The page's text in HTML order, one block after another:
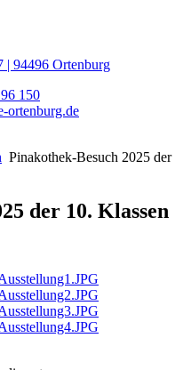
| 94496 Ortenburg
150
ortenburg.de
Pinakothek-Besuch 2025 der
der 10. Klassen